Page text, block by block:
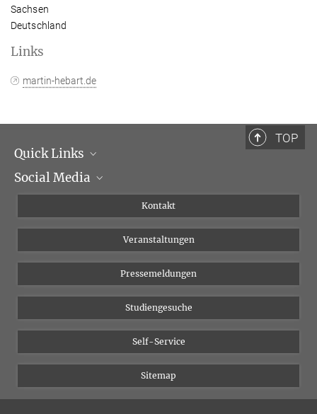
Sachsen
Deutschland
Links
martin-hebart.de
TOP
Quick Links
Institutsleitung
Social Media
YouTube
Kontakt
Veranstaltungen
Pressemeldungen
Studiengesuche
Self-Service
Sitemap